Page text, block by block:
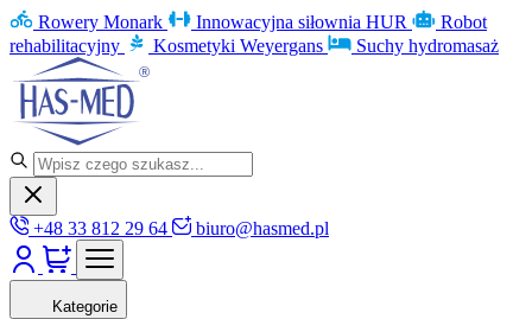
Rowery Monark Innowacyjna siłownia HUR
Robot
rehabilitacyjny
Kosmetyki Weyergans Suchy hydromasaż
+48 33 812 29 64 biuro@hasmed.pl
Kategorie